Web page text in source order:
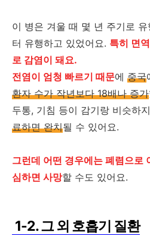
이 병은 겨울 때 몇 년 주기로
터 유행하고 있었어요. 특히 면
로 감염이 돼요.
전염이 엄청 빠르기 때문에 중국
환자 수가 작년보다 18배나 증가
두통, 기침 등이 감기랑 비슷하
료하면 완치될 수 있어요.
그런데 어떤 경우에는 폐렴으로
심하면 사망할 수도 있어요.
1-2. 그 외 호흡기 질환